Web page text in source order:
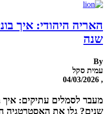
שנה
By
עמית סקל
, 04/03/2026
מעבר לסמלים עתיקים: איך
שנים? גלו את האסטרטגיה